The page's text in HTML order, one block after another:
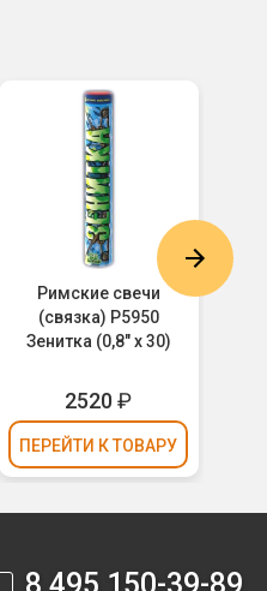
Римские свечи
(связка) Р5950
Зенитка (0,8" х 30)
2520₽
ПЕРЕЙТИ К ТОВАРУ